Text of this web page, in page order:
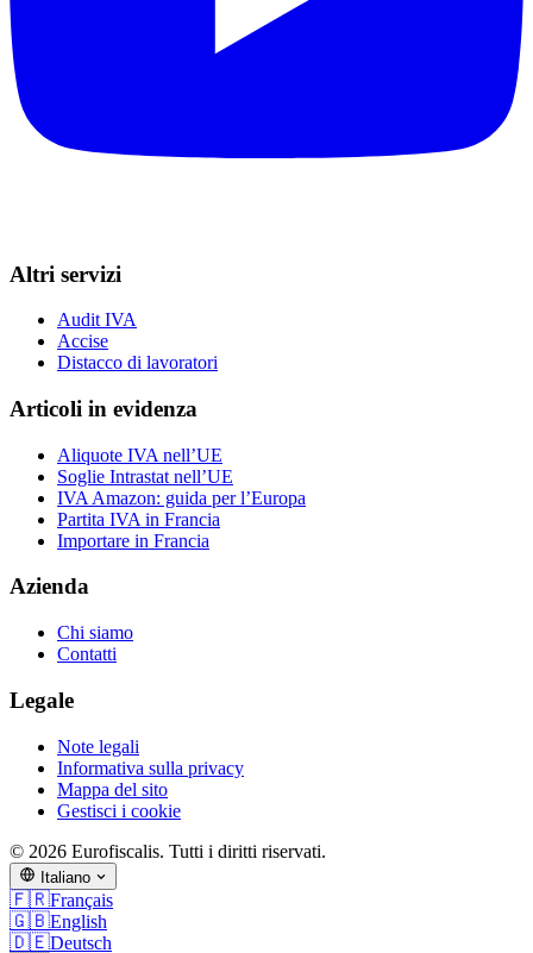
Altri servizi
Audit IVA
Accise
Distacco di lavoratori
Articoli in evidenza
Aliquote IVA nell’UE
Soglie Intrastat nell’UE
IVA Amazon: guida per l’Europa
Partita IVA in Francia
Importare in Francia
Azienda
Chi siamo
Contatti
Legale
Note legali
Informativa sulla privacy
Mappa del sito
Gestisci i cookie
© 2026 Eurofiscalis. Tutti i diritti riservati.
Italiano
🇫🇷Français
🇬🇧English
🇩🇪Deutsch